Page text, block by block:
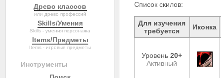
Древо классов
или древо профессий
Skills/Умения
Skills - умения персонажа
Items/Предметы
Items - игровые предметы
Инструменты
Список скилов:
Для изучения
требуется
Иконка
Уровень20+
Активный